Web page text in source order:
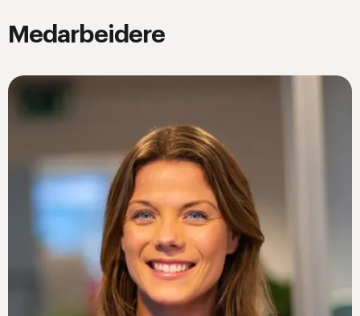
Medarbeidere